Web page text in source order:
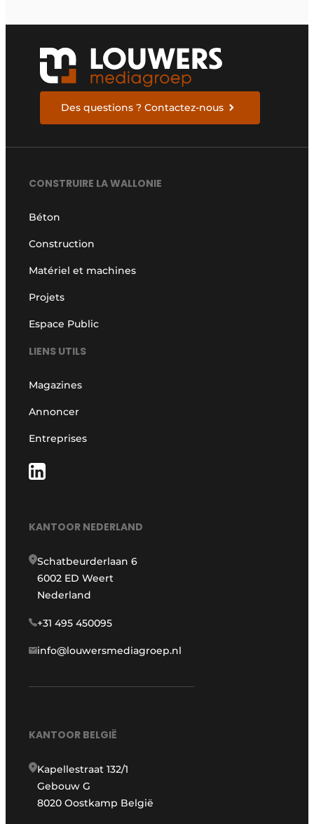
Des questions ? Contactez-nous
CONSTRUIRE LA WALLONIE
Béton
Construction
Matériel et machines
Projets
Espace Public
LIENS UTILS
Magazines
Annoncer
Entreprises
KANTOOR NEDERLAND
Schatbeurderlaan 6
6002 ED Weert
Nederland
+31 495 450095
info@louwersmediagroep.nl
KANTOOR BELGIË
Kapellestraat 132/1
Gebouw G
8020 Oostkamp België